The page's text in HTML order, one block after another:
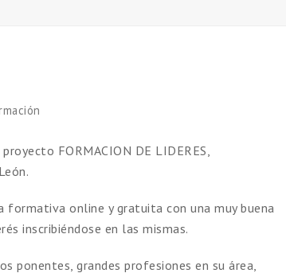
FORMACION DE LIDERES,
formativa online y gratuita con una muy buena
inscribiéndose en las mismas.
ponentes, grandes profesiones en su área,